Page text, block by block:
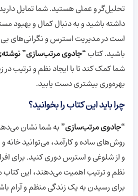
تحلیل‌گر و عملی هستید. شما تمایل
داشته باشید و به دنبال کمال و بهبود
است در مدیریت استرس و نگرانی‌های
باشید. کتاب“جادوی مرتب‌سازی”
شما کمک کند تا با ایجاد نظم و ترتیب
بهره‌وری بیشتری دست یابید.
چرا باید این کتاب را بخوانید؟
“جادوی مرتب‌سازی”به شما نشان
روش‌های ساده و کارآمد، می‌توانید خانه
و از شلوغی و استرس دوری کنید. برای
نظم و ترتیب اهمیت می‌دهند، این کتاب
برای رسیدن به یک زندگی منظم و آرام